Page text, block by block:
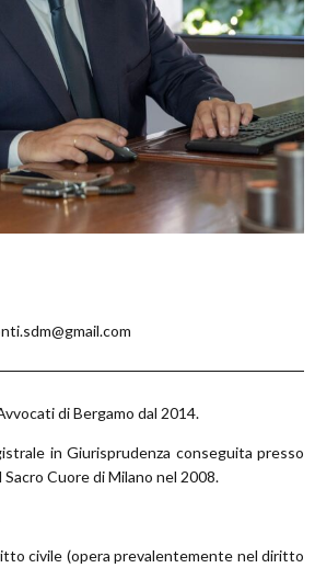
di Bergamo dal 2014.
in Giurisprudenza conseguita presso
Cuore di Milano nel 2008.
civile (opera prevalentemente nel diritto